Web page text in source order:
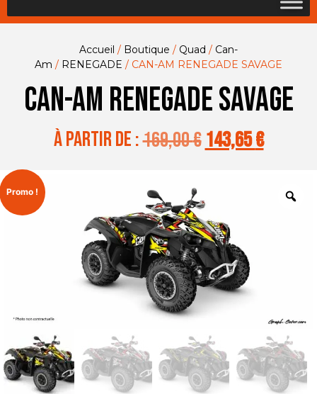
Accueil / Boutique / Quad / Can-
Am / RENEGADE / CAN-AM RENEGADE SAVAGE
CAN-AM RENEGADE SAVAGE
à partir de :169,00€ 143,65€
Promo !